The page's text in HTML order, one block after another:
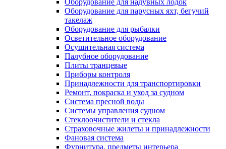
Оборудование для надувных лодок
Оборудование для парусных яхт, бегучий
такелаж
Оборудование для рыбалки
Осветительное оборудование
Осушительная система
Палубное оборудование
Плиты транцевые
Приборы контроля
Принадлежности для транспортировки
Ремонт, покраска и уход за судном
Система пресной воды
Системы управления судном
Стеклоочистители и стекла
Страховочные жилеты и принадлежности
Фановая система
Фурнитура, предметы интерьера